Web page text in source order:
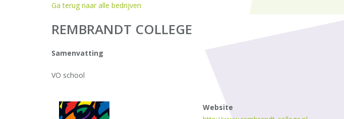
Ga terug naar alle bedrijven
REMBRANDT COLLEGE
Samenvatting
VO school
Website